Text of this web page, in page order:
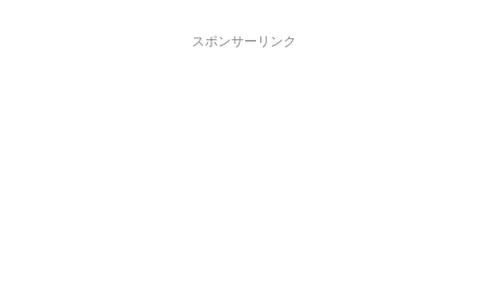
スポンサーリンク